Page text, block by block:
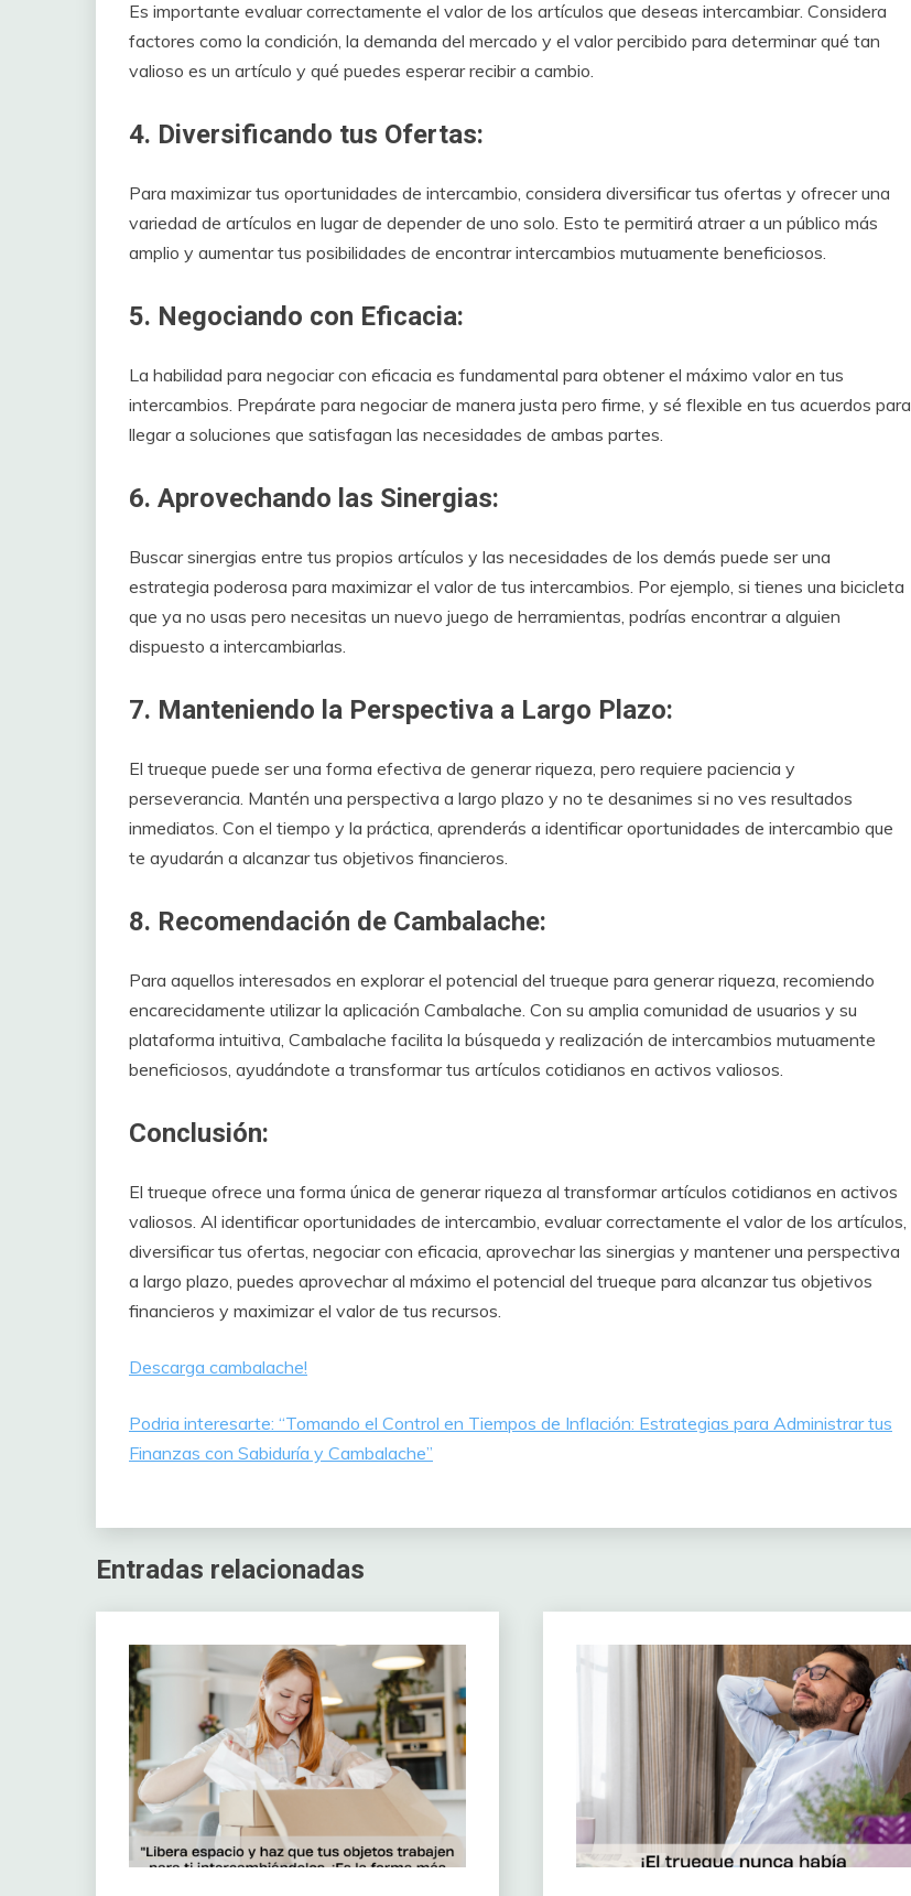
Es importante evaluar correctamente el valor de los artículos que deseas intercambiar. Considera
factores como la condición, la demanda del mercado y el valor percibido para determinar qué tan
valioso es un artículo y qué puedes esperar recibir a cambio.
4. Diversificando tus Ofertas:
Para maximizar tus oportunidades de intercambio, considera diversificar tus ofertas y ofrecer una
variedad de artículos en lugar de depender de uno solo. Esto te permitirá atraer a un público más
amplio y aumentar tus posibilidades de encontrar intercambios mutuamente beneficiosos.
5. Negociando con Eficacia:
La habilidad para negociar con eficacia es fundamental para obtener el máximo valor en tus
intercambios. Prepárate para negociar de manera justa pero firme, y sé flexible en tus acuerdos para
llegar a soluciones que satisfagan las necesidades de ambas partes.
6. Aprovechando las Sinergias:
Buscar sinergias entre tus propios artículos y las necesidades de los demás puede ser una
estrategia poderosa para maximizar el valor de tus intercambios. Por ejemplo, si tienes una bicicleta
que ya no usas pero necesitas un nuevo juego de herramientas, podrías encontrar a alguien
dispuesto a intercambiarlas.
7. Manteniendo la Perspectiva a Largo Plazo:
El trueque puede ser una forma efectiva de generar riqueza, pero requiere paciencia y
perseverancia. Mantén una perspectiva a largo plazo y no te desanimes si no ves resultados
inmediatos. Con el tiempo y la práctica, aprenderás a identificar oportunidades de intercambio que
te ayudarán a alcanzar tus objetivos financieros.
8. Recomendación de Cambalache:
Para aquellos interesados en explorar el potencial del trueque para generar riqueza, recomiendo
encarecidamente utilizar la aplicación Cambalache. Con su amplia comunidad de usuarios y su
plataforma intuitiva, Cambalache facilita la búsqueda y realización de intercambios mutuamente
beneficiosos, ayudándote a transformar tus artículos cotidianos en activos valiosos.
Conclusión:
El trueque ofrece una forma única de generar riqueza al transformar artículos cotidianos en activos
valiosos. Al identificar oportunidades de intercambio, evaluar correctamente el valor de los artículos,
diversificar tus ofertas, negociar con eficacia, aprovechar las sinergias y mantener una perspectiva
a largo plazo, puedes aprovechar al máximo el potencial del trueque para alcanzar tus objetivos
financieros y maximizar el valor de tus recursos.
Descarga cambalache!
Podria interesarte: “Tomando el Control en Tiempos de Inflación: Estrategias para Administrar tus
Finanzas con Sabiduría y Cambalache”
Entradas relacionadas